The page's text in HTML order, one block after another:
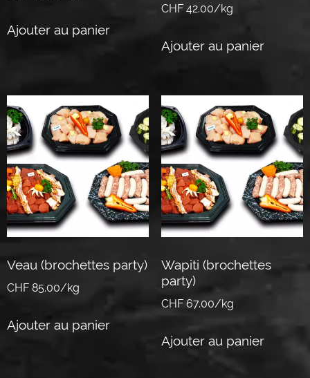
Ajouter au panier
CHF 42.00/kg
Ajouter au panier
Veau (brochettes party)
CHF 85.00/kg
Ajouter au panier
Wapiti (brochettes
party)
CHF 67.00/kg
Ajouter au panier